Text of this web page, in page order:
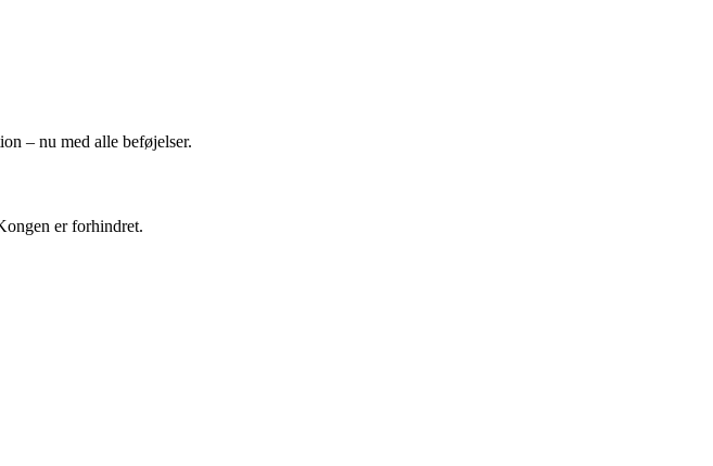
– nu med alle beføjelser.
er forhindret.